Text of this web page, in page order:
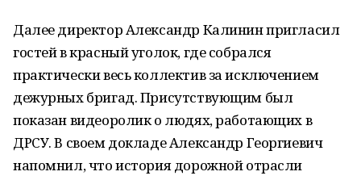
Далее директор Александр Калинин пригласил
гостей в красный уголок, где собрался
практически весь коллектив за исключением
дежурных бригад. Присутствующим был
показан видеоролик о людях, работающих в
ДРСУ. В своем докладе Александр Георгиевич
напомнил, что история дорожной отрасли